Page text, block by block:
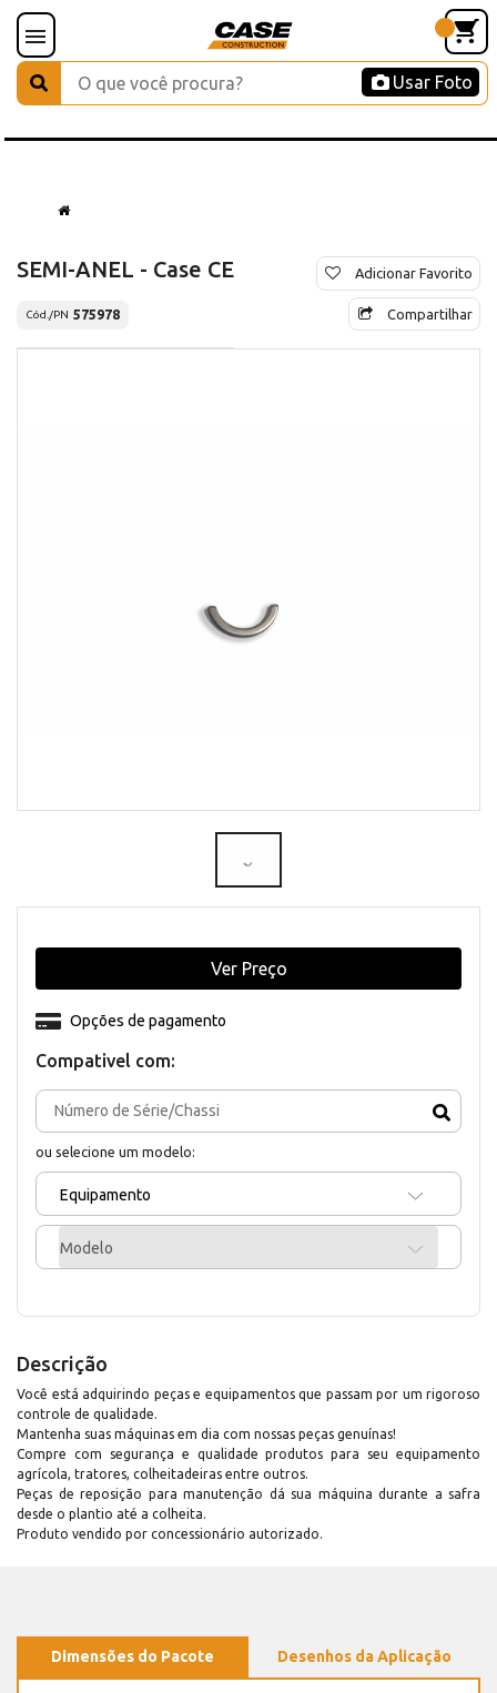
Usar Foto
SEMI-ANEL - Case CE
Cód./PN 575978
Adicionar Favorito
Compartilhar
Compativel com:
ou selecione um modelo:
Equipamento
Modelo
Opções de pagamento
Ver Preço
Descrição
Você está adquirindo peças e equipamentos que passam por um rigoroso
controle de qualidade.
Mantenha suas máquinas em dia com nossas peças genuínas!
Compre com segurança e qualidade produtos para seu equipamento
agrícola, tratores, colheitadeiras entre outros.
Peças de reposição para manutenção dá sua máquina durante a safra
desde o plantio até a colheita.
Produto vendido por concessionário autorizado.
Dimensões do Pacote Desenhos da Aplicação